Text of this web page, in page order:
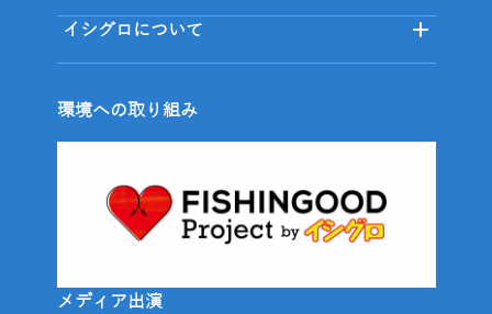
イシグロについて
環境への取り組み
メディア出演